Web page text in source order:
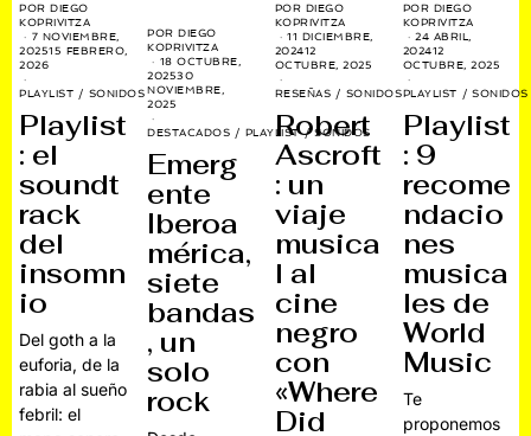
PORDIEGO
KOPRIVITZA
7 NOVIEMBRE,
202515 FEBRERO,
2026
PLAYLIST / SONIDOS
Playlist
: el
soundt
rack
del
insomn
io
Del goth a la
euforia, de la
rabia al sueño
febril: el
PORDIEGO
KOPRIVITZA
18 OCTUBRE,
202530
NOVIEMBRE,
2025
DESTACADOS / PLAYLIST / SONIDOS
Emerg
ente
Iberoa
mérica,
siete
bandas
, un
solo
rock
POR DIEGO
KOPRIVITZA
11 DICIEMBRE,
202412
OCTUBRE, 2025
RESEÑAS / SONIDOS
Robert
Ascroft
: un
viaje
musica
l al
cine
negro
con
«Where
Did
POR DIEGO
KOPRIVITZA
24 ABRIL,
202412
OCTUBRE, 2025
PLAYLIST / SONIDOS
Playlist
: 9
recome
ndacio
nes
musica
les de
World
Music
Te
proponemos